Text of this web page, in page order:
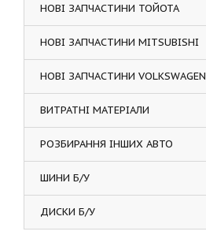
НОВІ ЗАПЧАСТИНИ ТОЙОТА
НОВІ ЗАПЧАСТИНИ MITSUBISHI
НОВІ ЗАПЧАСТИНИ VOLKSWAGEN
ВИТРАТНІ МАТЕРІАЛИ
РОЗБИРАННЯ ІНШИХ АВТО
ШИНИ Б/У
ДИСКИ Б/У